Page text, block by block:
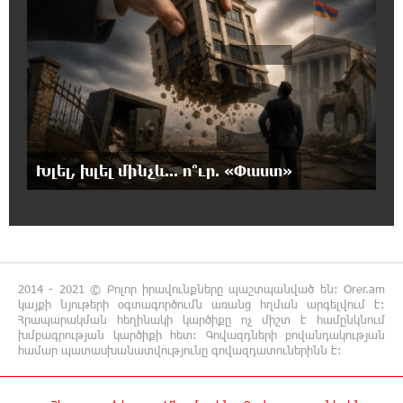
10:11:47 8-08-2026
Մեր ուժը մեր աշխատակիցներն են. ԶՊՄԿ
10:02:07 8-08-2026
«Պատմական հիշողությունը չի կարելի
քաղաքականություն դարձնել». Կարպիս
Փաշոյան
0:55:39 8-08-2026
օգոստոսի 10-ին, 11-ին, 12-ին և 13-ին գազ
0:35:27 8-08-2026
Հայ ուշուիստները 37 մեդալ են նվաճել
միջազգային մրցաշարում
Խլել, խլել մինչև... ո՞ւր. «Փաստ»
5
2014 - 2021 © Բոլոր իրավունքները պաշտպանված են: Orer.am
կայքի նյութերի օգտագործումն առանց հղման արգելվում է:
Հրապարակման հեղինակի կարծիքը ոչ միշտ է համընկնում
խմբագրության կարծիքի հետ: Գովազդների բովանդակության
համար պատասխանատվությունը գովազդատուներինն է: